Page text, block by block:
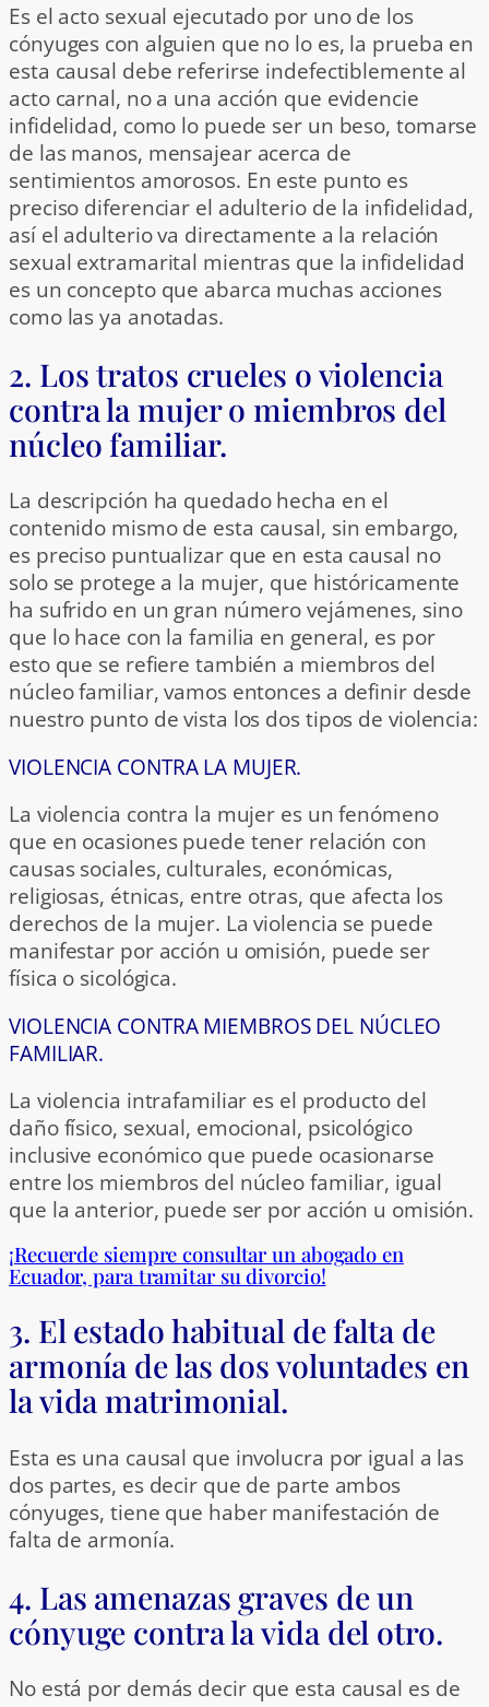
Es el acto sexual ejecutado por uno de los
cónyuges con alguien que no lo es, la prueba en
esta causal debe referirse indefectiblemente al
acto carnal, no a una acción que evidencie
infidelidad, como lo puede ser un beso, tomarse
de las manos, mensajear acerca de
sentimientos amorosos. En este punto es
preciso diferenciar el adulterio de la infidelidad,
así el adulterio va directamente a la relación
sexual extramarital mientras que la infidelidad
es un concepto que abarca muchas acciones
como las ya anotadas.
2. Los tratos crueles o violencia
contra la mujer o miembros del
núcleo familiar.
La descripción ha quedado hecha en el
contenido mismo de esta causal, sin embargo,
es preciso puntualizar que en esta causal no
solo se protege a la mujer, que históricamente
ha sufrido en un gran número vejámenes, sino
que lo hace con la familia en general, es por
esto que se refiere también a miembros del
núcleo familiar, vamos entonces a definir desde
nuestro punto de vista los dos tipos de violencia:
VIOLENCIA CONTRA LA MUJER.
La violencia contra la mujer es un fenómeno
que en ocasiones puede tener relación con
causas sociales, culturales, económicas,
religiosas, étnicas, entre otras, que afecta los
derechos de la mujer. La violencia se puede
manifestar por acción u omisión, puede ser
física o sicológica.
VIOLENCIA CONTRA MIEMBROS DEL NÚCLEO
FAMILIAR.
La violencia intrafamiliar es el producto del
daño físico, sexual, emocional, psicológico
inclusive económico que puede ocasionarse
entre los miembros del núcleo familiar, igual
que la anterior, puede ser por acción u omisión.
¡Recuerde siempre consultar un abogado en
Ecuador, para tramitar su divorcio!
3. El estado habitual de falta de
armonía de las dos voluntades en
la vida matrimonial.
Esta es una causal que involucra por igual a las
dos partes, es decir que de parte ambos
cónyuges, tiene que haber manifestación de
falta de armonía.
4. Las amenazas graves de un
cónyuge contra la vida del otro.
No está por demás decir que esta causal es de